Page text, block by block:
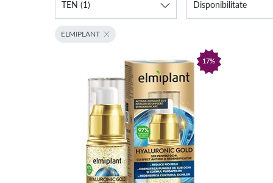
- reducerea senzatiei de oboseala si a aspectului tern;
- confort pentru pielea expusa la factori externi
Formulele acestor creme pentru ochi sunt gandite sa
creme pentru fata , adaugarea unei variante dedicate
Crema pentru ochi -
TEN (1) Disponibilitate
ELMIPLANT
17%